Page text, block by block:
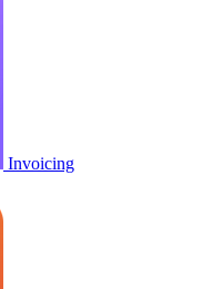
Invoicing